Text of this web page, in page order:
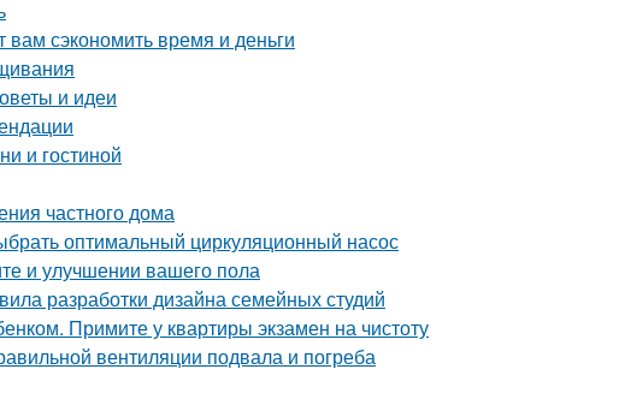
сэкономить время и деньги
и идеи
и гостиной
частного дома
оптимальный циркуляционный насос
и улучшении вашего пола
разработки дизайна семейных студий
Примите у квартиры экзамен на чистоту
вентиляции подвала и погреба